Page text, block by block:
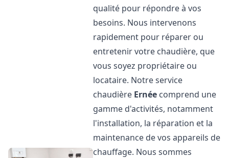
qualité pour répondre à vos
besoins. Nous intervenons
rapidement pour réparer ou
entretenir votre chaudière, que
vous soyez propriétaire ou
locataire. Notre service
chaudière Ernée comprend une
gamme d'activités, notamment
l'installation, la réparation et la
maintenance de vos appareils de
chauffage. Nous sommes